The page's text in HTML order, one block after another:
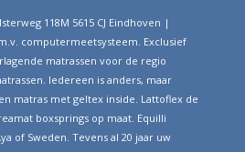
118M 5615 CJ Eindhoven |
computermeetsysteem. Exclusief
matrassen voor de regio
Iedereen is anders, maar
matras met geltex inside. Lattoflex de
boxsprings op maat. Equilli
of Sweden. Tevens al 20 jaar uw